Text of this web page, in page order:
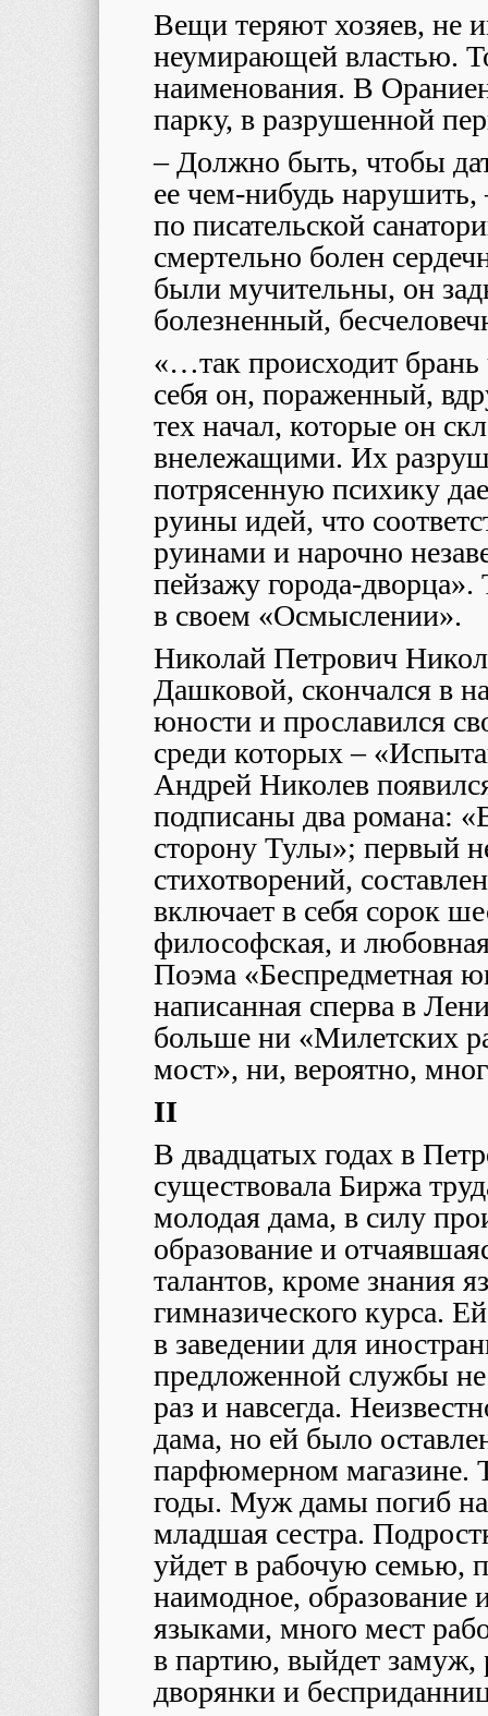
Вещи теряют хозяев, не
неумирающей властью.
наименования. В
парку, в разрушенной
– Должно быть, чтобы
ее чем-нибудь нарушить,
по писательской
смертельно болен
были мучительны, он
болезненный,
«…так происходит
себя он, пораженный,
тех начал, которые он
внележащими. Их
потрясенную психику
руины идей, что
руинами и нарочно
пейзажу города-дворца».
в своем «Осмыслении».
Николай Петрович
Дашковой, скончался в
юности и прославился
среди которых –
Андрей Николев
подписаны два романа:
сторону Тулы»; первый
стихотворений,
включает в себя сорок
философская, и
Поэма «Беспредметная
написанная сперва в
больше ни «Милетских
мост», ни, вероятно,
II
В двадцатых годах в
существовала Биржа
молодая дама, в силу
образование и
талантов, кроме знания
гимназического курса.
в заведении для
предложенной службы не
раз и навсегда.
дама, но ей было
парфюмерном магазине.
годы. Муж дамы погиб на
младшая сестра.
уйдет в рабочую семью,
наимодное, образование
языками, много мест
в партию, выйдет замуж,
дворянки и